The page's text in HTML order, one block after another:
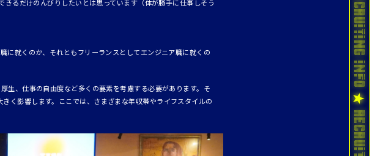
るだけのんびりしたいとは思っています（体が勝手に仕事しそう
に就くのか、それともフリーランスとしてエンジニア職に就くの
生、仕事の自由度など多くの要素を考慮する必要があります。そ
く影響します。ここでは、さまざまな年収帯やライフスタイルの